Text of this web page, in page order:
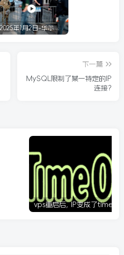
2025年1月2日-华尔街回顾
下一篇
MySQL限制了某一特定的IP
连接?